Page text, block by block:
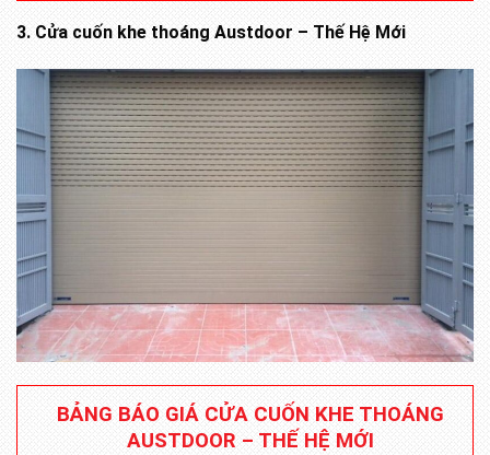
3. Cửa cuốn khe thoáng Austdoor – Thế Hệ Mới
BẢNG BÁO GIÁ CỬA CUỐN KHE THOÁNG
AUSTDOOR – THẾ HỆ MỚI